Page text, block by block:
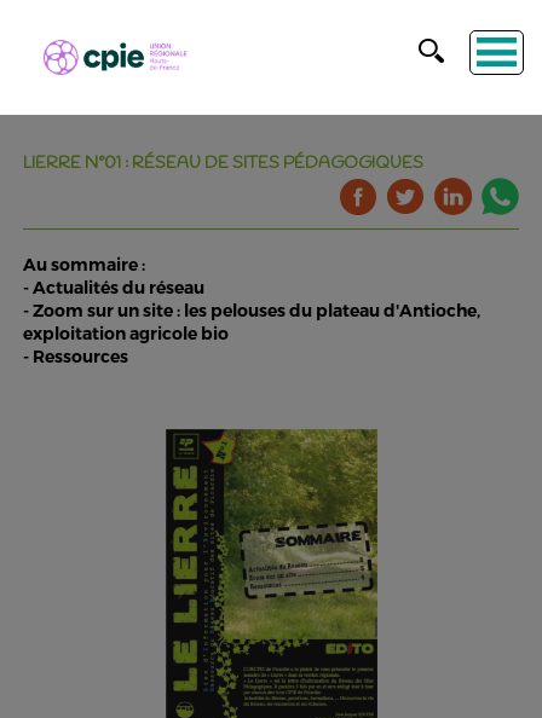
LIERRE N°01 : RÉSEAU DE SITES PÉDAGOGIQUES
Au sommaire :
- Actualités du réseau
- Zoom sur un site : les pelouses du plateau d'Antioche,
exploitation agricole bio
- Ressources